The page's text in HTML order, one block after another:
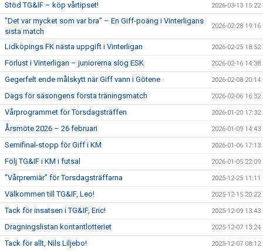
Stöd TG&IF – köp vårtipset! 2026-03-13 15:22
”Det var mycket som var bra” – En Giff-poäng i Vinterligans
sista match
2026-02-28 19:16
Lidköpings FK nästa uppgift i Vinterligan 2026-02-25 18:52
Förlust i Vinterligan – juniorerna slog ESK 2026-02-16 14:38
Gegerfelt ende målskytt när Giff vann i Götene 2026-02-08 20:14
Dags för säsongens första träningsmatch 2026-02-06 16:32
Vårprogrammet för Torsdagsträffen 2026-01-20 17:32
Årsmöte 2026 – 26 februari 2026-01-09 14:43
Semifinal-stopp för Giff i KM 2026-01-06 17:13
Följ TG&IF i KM i futsal 2026-01-05 22:09
”Vårpremiär” för Torsdagsträffarna 2025-12-25 11:11
Välkommen till TG&IF, Leo! 2025-12-15 20:22
Tack för insatsen i TG&IF, Eric! 2025-12-09 13:43
Dragningslistan kontantlotteriet 2025-12-07 13:24
Tack för allt, Nils Liljebo! 2025-12-07 08:12